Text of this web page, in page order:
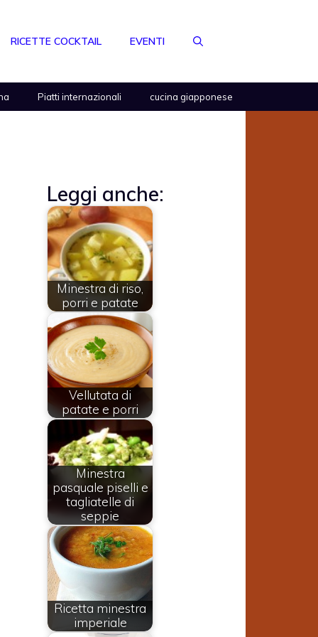
RICETTE COCKTAIL EVENTI
Piatti internazionali cucina giapponese
Leggi anche:
Minestra di riso,
porri e patate
Vellutata di
patate e porri
Minestra
pasquale piselli e
tagliatelle di
seppie
Ricetta minestra
imperiale